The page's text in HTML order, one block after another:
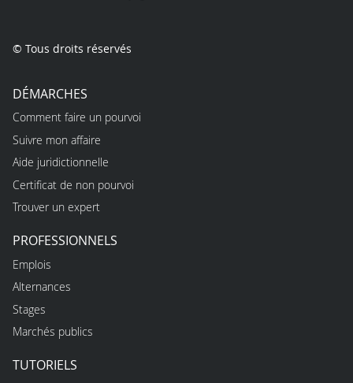
© Tous droits réservés
DÉMARCHES
Comment faire un pourvoi
Suivre mon affaire
Aide juridictionnelle
Certificat de non pourvoi
Trouver un expert
PROFESSIONNELS
Emplois
Alternances
Stages
Marchés publics
TUTORIELS